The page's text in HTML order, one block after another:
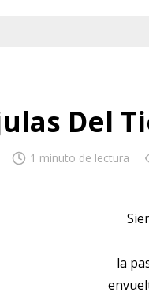
Del
1 minuto de lectura
la